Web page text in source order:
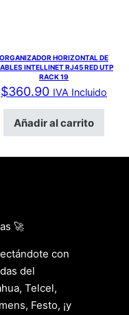
ORGANIZADOR HORIZONTAL DE
INTELLINET RJ45 RED UTP
RACK 19
$360.90 IVA Incluido
Añadir al carrito
🚀
con
del
Telcel,
Festo, ¡y